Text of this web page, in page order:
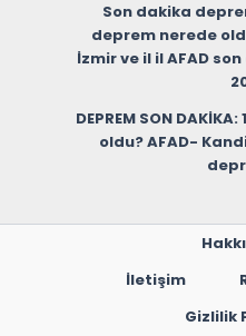
Son dakika
deprem nerede
İzmir ve il il AFAD
DEPREM SON
oldu? AFAD-
İletişim
Gizlilik